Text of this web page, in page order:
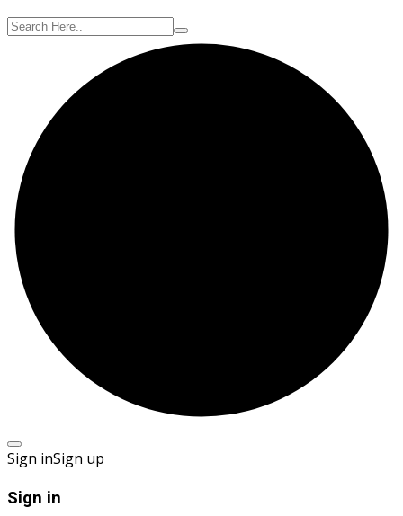
Sign inSign up
Sign in